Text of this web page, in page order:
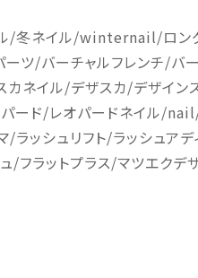
/冬ネイル/winternail/ロン
ーツ/バーチャルフレンチ/バ
カネイル/デザスカ/デザイン
ード/レオパードネイル/
/ラッシュリフト/ラッシュアデ
/フラットプラス/マツエクデ